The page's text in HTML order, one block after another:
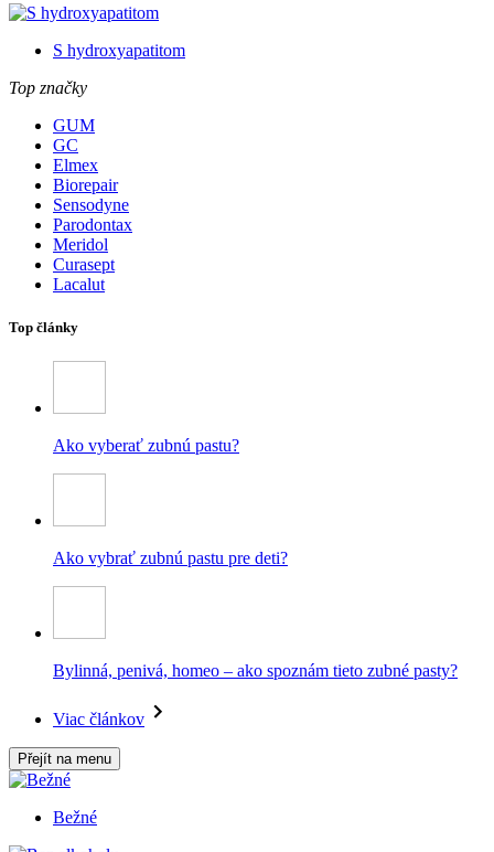
S hydroxyapatitom
Top značky
GUM
GC
Elmex
Biorepair
Sensodyne
Parodontax
Meridol
Curasept
Lacalut
Top články
Ako vyberať zubnú pastu?
Ako vybrať zubnú pastu pre deti?
Bylinná, penivá, homeo – ako spoznám tieto zubné pasty?
Viac článkov
Přejít na menu
Bežné